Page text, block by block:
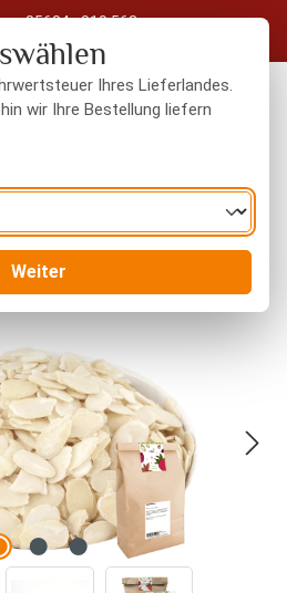
05604 - 919 563
ab 50 € Warenwert
Ihres Lieferlandes.
wir Ihre Bestellung liefern
Weiter